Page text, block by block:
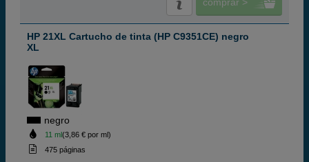
HP 21XL Cartucho de tinta (HP C9351CE) negro
XL
negro
11 ml(3,86 € por ml)
475 páginas